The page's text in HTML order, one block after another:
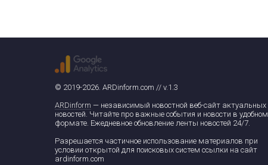
© 2019-2026. ARDinform.com // v.1.3
ARDinform — независимый новостной веб-сайт актуальных
новостей. Читайте про важные события и новости в удобном
формате. Ежедневное обновление ленты новостей 24/7.
Разрешается частичное использование материалов при
условии открытой для поисковых систем ссылки на сайт
ardinform.com